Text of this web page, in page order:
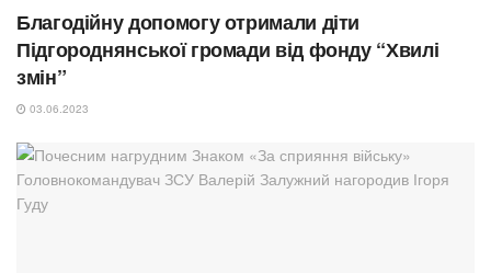
Благодійну допомогу отримали діти
Підгороднянської громади від фонду “Хвилі
змін”
03.06.2023